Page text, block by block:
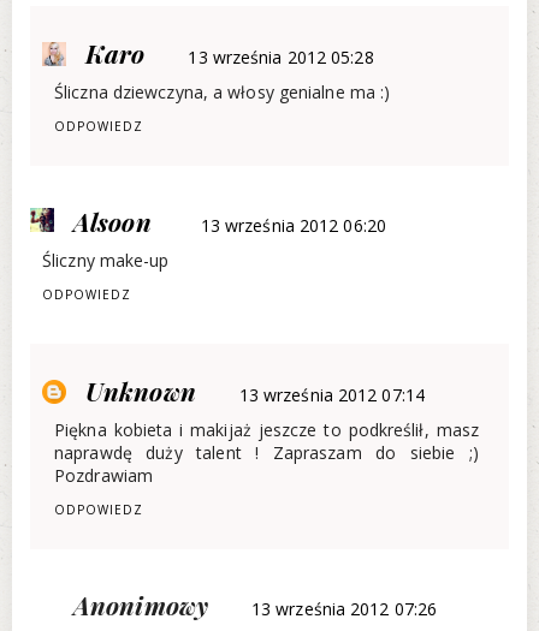
Karo
13 września 2012 05:28
Śliczna dziewczyna, a włosy genialne ma :)
ODPOWIEDZ
Alsoon
13 września 2012 06:20
Śliczny make-up
ODPOWIEDZ
Unknown
13 września 2012 07:14
Piękna kobieta i makijaż jeszcze to podkreślił, masz
naprawdę duży talent ! Zapraszam do siebie ;)
Pozdrawiam
ODPOWIEDZ
Anonimowy
13 września 2012 07:26